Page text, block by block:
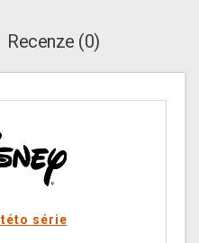
Recenze (0)
této série